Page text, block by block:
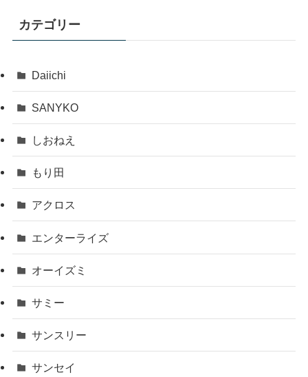
カテゴリー
Daiichi
SANYKO
しおねえ
もり田
アクロス
エンターライズ
オーイズミ
サミー
サンスリー
サンセイ